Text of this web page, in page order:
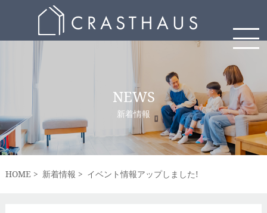
NEWS
新着情報
HOME 新着情報 イベント情報アップしました!